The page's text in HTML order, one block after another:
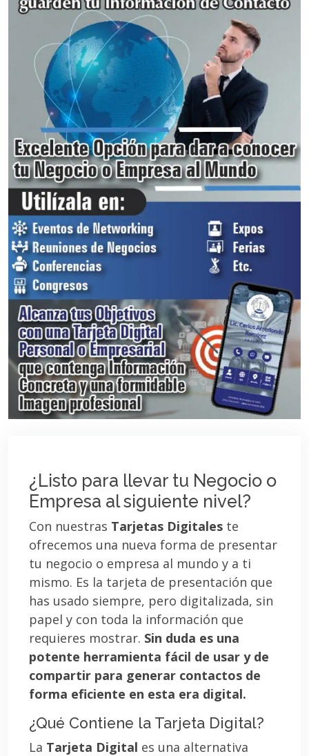
¿Listo para llevar tu Negocio o
Empresa al siguiente nivel?
Con nuestras Tarjetas Digitales te
ofrecemos una nueva forma de presentar
tu negocio o empresa al mundo y a ti
mismo. Es la tarjeta de presentación que
has usado siempre, pero digitalizada, sin
papel y con toda la información que
requieres mostrar. Sin duda es una
potente herramienta fácil de usar y de
compartir para generar contactos de
forma eficiente en esta era digital.
¿Qué Contiene la Tarjeta Digital?
La Tarjeta Digital es una alternativa